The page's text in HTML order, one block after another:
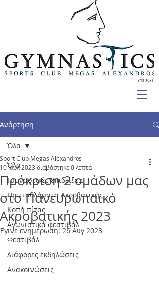
Ανάρτηση
Όλα
Γυμναστικές επιδείξεις
Πρωταθλήματα Ακροβατικής
Κοπή πίτας
Αγωνιστικά φεστιβάλ
Φεστιβάλ
Διάφορες εκδηλώσεις
Ανακοινώσεις
Όλα
Πρόκριση 2 ομάδων μας
στο Πανευρωπαϊκό
Ακροβατικής 2023
Sport Club Megas Alexandros
10 Ιουλ 2023 διαβάστηκε 0 λεπτά
Έγινε ενημέρωση:26 Αυγ 2023